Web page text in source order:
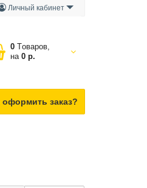
Личный кабинет
0 Tоваров,
на
0 р.
оформить заказ?